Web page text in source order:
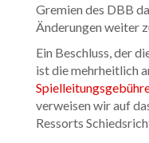
Gremien des DBB
Änderungen weiter
Ein Beschluss, der
ist die mehrheitlich
verweisen wir auf
Ressorts